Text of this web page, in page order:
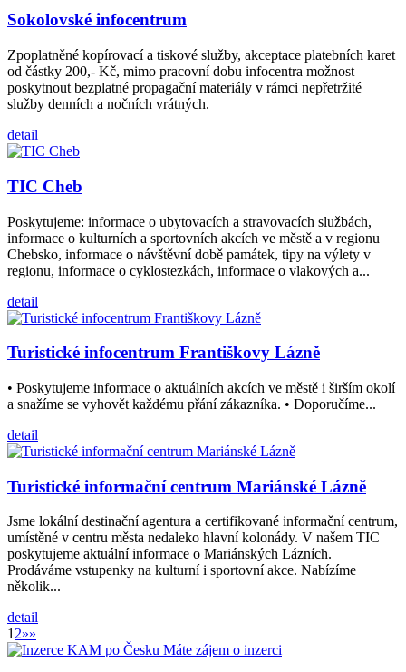
Sokolovské infocentrum
Zpoplatněné kopírovací a tiskové služby, akceptace platebních karet
od částky 200,- Kč, mimo pracovní dobu infocentra možnost
poskytnout bezplatné propagační materiály v rámci nepřetržité
služby denních a nočních vrátných.
detail
TIC Cheb
Poskytujeme: informace o ubytovacích a stravovacích službách,
informace o kulturních a sportovních akcích ve městě a v regionu
Chebsko, informace o návštěvní době památek, tipy na výlety v
regionu, informace o cyklostezkách, informace o vlakových a...
detail
Turistické infocentrum Františkovy Lázně
• Poskytujeme informace o aktuálních akcích ve městě i širším okolí
a snažíme se vyhovět každému přání zákazníka. • Doporučíme...
detail
Turistické informační centrum Mariánské Lázně
Jsme lokální destinační agentura a certifikované informační centrum,
umístěné v centru města nedaleko hlavní kolonády. V našem TIC
poskytujeme aktuální informace o Mariánských Lázních.
Prodáváme vstupenky na kulturní i sportovní akce. Nabízíme
několik...
detail
1 2»»
Máte zájem o inzerci